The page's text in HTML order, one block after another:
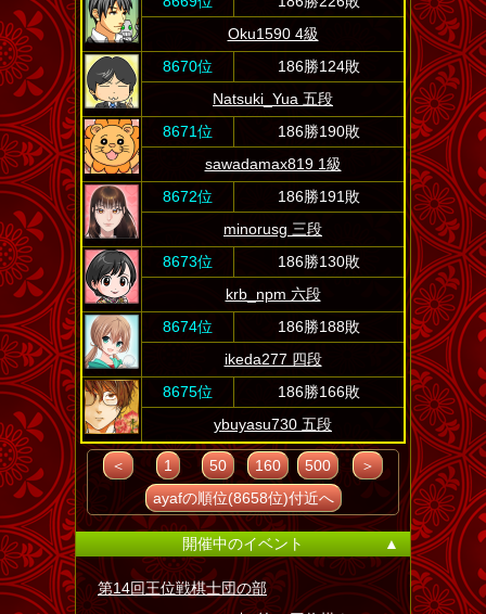
Oku1590 4級
8670位
186勝124敗
Natsuki_Yua 五段
8671位
186勝190敗
sawadamax819 1級
8672位
186勝191敗
minorusg 三段
8673位
186勝130敗
krb_npm 六段
8674位
186勝188敗
ikeda277 四段
8675位
186勝166敗
ybuyasu730 五段
＜ 1 50 160 500
＞
ayafの順位(8658位)付近へ
開催中のイベント ▲
第14回王位戦棋士団の部